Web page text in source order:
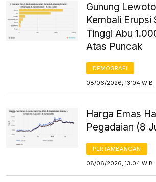
Gunung
Kembali Erupsi
Tinggi Abu
Atas Puncak
DEMOGRAFI
08/06/2026, 13:04 WIB
Harga Emas
Pegadaian (8
PERTAMBANGAN
08/06/2026, 13:04 WIB